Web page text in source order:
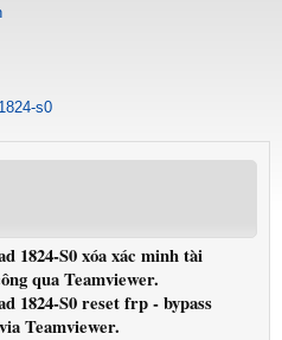
s0
1824-S0 xóa xác minh tài
qua Teamviewer.
1824-S0 reset frp - bypass
Teamviewer.